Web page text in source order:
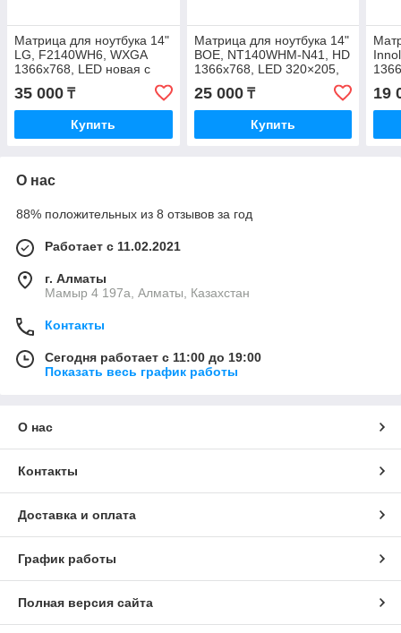
Матрица для ноутбука 14"
LG, F2140WH6, WXGA
1366x768, LED новая с
гарантией
35 000 ₸
Купить
Матрица для ноутбука 14"
BOE, NT140WHM-N41, HD
1366x768, LED 320×205,
U/D новая с гарантией
25 000₸
Купить
19
О нас
88% положительных из 8 отзывов за год
Работает с 11.02.2021
г. Алматы
Мамыр 4 197а, Алматы, Казахстан
Контакты
Сегодня работает с 11:00 до 19:00
Показать весь график работы
О нас
Контакты
Доставка и оплата
График работы
Полная версия сайта